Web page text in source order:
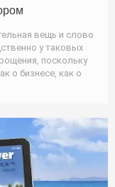
вещь и слово
у таковых
поскольку
о бизнесе, как о